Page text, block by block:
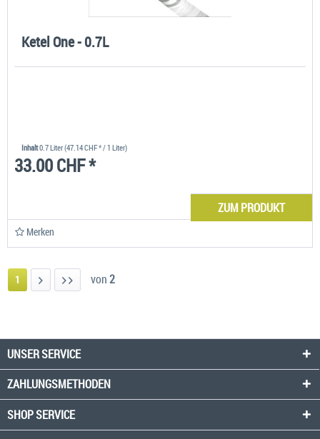
Ketel One - 0.7L
Inhalt0.7 Liter(47.14 CHF * / 1 Liter)
33.00 CHF *
ZUM PRODUKT
Merken
1 von2
UNSER SERVICE
ZAHLUNGSMETHODEN
SHOP SERVICE